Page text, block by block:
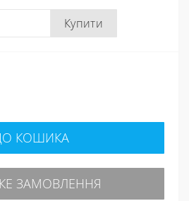
Купити
КОШИКА
ЗАМОВЛЕННЯ